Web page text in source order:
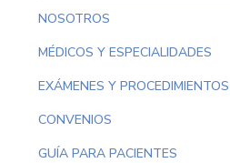
NOSOTROS
MÉDICOS Y ESPECIALIDADES
EXÁMENES Y PROCEDIMIENTOS
CONVENIOS
GUÍA PARA PACIENTES